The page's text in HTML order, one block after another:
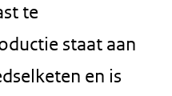
te
staat aan
en is